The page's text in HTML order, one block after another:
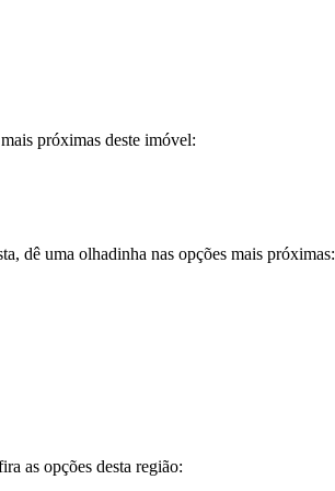
próximas deste imóvel:
dê uma olhadinha nas opções mais próximas:
as opções desta região: